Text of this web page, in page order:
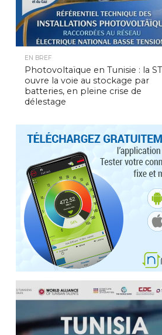
EN BREF
Photovoltaïque en Tunisie : la
ouvre la voie au stockage par
batteries, en pleine crise de
délestage